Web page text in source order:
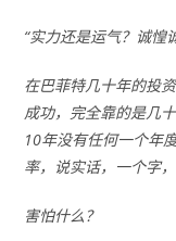
“实力还是运气？诚惶
在巴菲特几十年的投
成功，完全靠的是几
10年没有任何一个年
率，说实话，一个字，
害怕什么？